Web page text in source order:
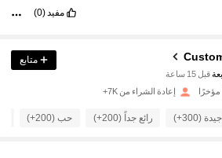
مفيد(0)
متابع
إعادة الشراء من 7K+
(300+) رائع جداً (200+) حب (200+)